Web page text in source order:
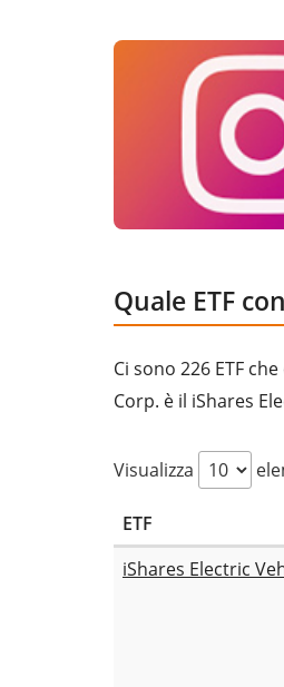
Quale ETF
Ci sono 226 ETF
Corp. è il iShares
Visualizza
ETF
iShares Electric